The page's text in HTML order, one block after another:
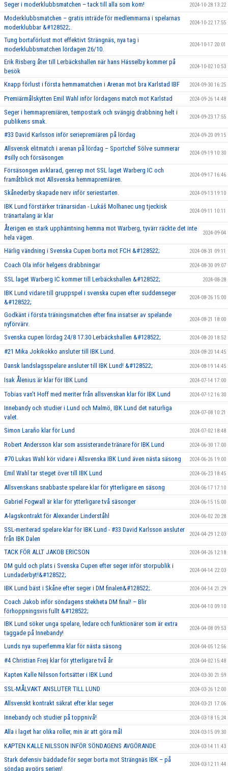
Seger i moderklubbsmatchen – tack till alla som kom! 2024-10-28 13:22
Moderklubbsmatchen – gratis inträde för medlemmarna i spelarnas
moderklubbar &#128522;.
2024-10-22 17:55
Tung bortaförlust mot effektivt Strängnäs, nya tag i
moderklubbsmatchen lördagen 26/10.
2024-10-17 20:01
Erik Risberg åter till Lerbäckshallen när hans Hässelby kommer på
besök
2024-10-02 10:53
Knapp förlust i första hemmamatchen i Arenan mot bra Karlstad IBF 2024-09-30 16:25
Premiärmålskytten Emil Wahl inför lördagens match mot Karlstad 2024-09-26 14:48
Seger i hemmapremiären, tempostark och svängig drabbning helt i
publikens smak.
2024-09-23 17:55
#33 David Karlsson inför seriepremiären på lördag 2024-09-20 09:15
Allsvensk elitmatch i arenan på lördag – Sportchef Sölve summerar
#silly och försäsongen
2024-09-19 10:30
Försäsongen avklarad, genrep mot SSL laget Warberg IC och
framåtblick mot Allsvenska hemmapremiären.
2024-09-17 16:46
Skånederby skapade nerv inför seriestarten. 2024-09-13 19:10
IBK Lund förstärker tränarsidan - Lukáš Molhanec ung tjeckisk
tränartalang är klar
2024-09-11 10:11
Återigen en stark upphämtning hemma mot Warberg, tyvärr räckte det inte
hela vägen.
2024-09-04
Härlig vändning i Svenska Cupen borta mot FCH &#128522; 2024-08-31 09:11
Coach Ola inför helgens drabbningar 2024-08-30 09:07
SSL laget Warberg IC kommer till Lerbäckshallen &#128522; 2024-08-28
IBK Lund vidare till gruppspel i svenska cupen efter suddenseger
&#128522;
2024-08-26 15:00
Godkänt i första träningsmatchen efter fina insatser av spelande
nyförvärv.
2024-08-21 18:00
Svenska cupen lördag 24/8 17.30 Lerbäckshallen &#128522; 2024-08-20 18:52
#21 Mika Jokikokko ansluter till IBK Lund. 2024-08-20 14:45
Dansk landslagsspelare ansluter till IBK Lund! &#128522; 2024-08-19 14:45
Isak Ålenius är klar för IBK Lund 2024-07-14 17:00
Tobias van’t Hoff med meriter från allsvenskan klar för IBK Lund 2024-07-12 16:30
Innebandy och studier i Lund och Malmö, IBK Lund det naturliga
valet.
2024-07-08 10:21
Simon Laraño klar för Lund 2024-07-02 18:48
Robert Andersson klar som assisterande tränare för IBK Lund 2024-06-30 17:00
#70 Lukas Wahl kör vidare i Allsvenska IBK Lund även nästa säsong 2024-06-26 19:00
Emil Wahl tar steget över till IBK Lund 2024-06-23 18:45
Allsvenskans snabbaste spelare klar för ytterligare en säsong 2024-06-17 17:10
Gabriel Fogwall är klar för ytterligare två säsonger 2024-06-15 15:00
A-lagskontrakt för Alexander Linderståhl 2024-06-02 20:28
SSL-meriterad spelare klar för IBK Lund - #33 David Karlsson ansluter
från IBK Dalen
2024-04-29 12:03
TACK FÖR ALLT JAKOB ERICSON 2024-04-26 12:18
DM guld och plats i Svenska Cupen efter seger inför storpublik i
Lundaderbyt!&#128522;
2024-04-14 22:03
IBK Lund bäst i Skåne efter seger i DM finalen&#128522;. 2024-04-14 21:29
Coach Jakob inför söndagens stekheta DM final! – Blir
förhoppningsvis fullt &#128522;
2024-04-10 09:10
IBK Lund söker unga spelare, ledare och funktionärer som är extra
taggade på Innebandy!
2024-04-08 09:53
Lunds nya superfemma klar för nästa säsong 2024-04-05 12:56
#4 Christian Freij klar för ytterligare två år 2024-04-02 15:48
Kapten Kalle Nilsson fortsätter i IBK Lund 2024-03-30 21:59
SSL-MÅLVAKT ANSLUTER TILL LUND 2024-03-26 12:00
Allsvenskt kontrakt säkrat efter klar seger 2024-03-21 17:06
Innebandy och studier på toppnivå! 2024-03-18 15:24
Alla i laget har olika roller, min är att göra mål 2024-03-15 09:30
KAPTEN KALLE NILSSON INFÖR SÖNDAGENS AVGÖRANDE 2024-03-14 11:43
Stark defensiv bäddade för seger borta mot Strängnäs IBK – på
söndag avgörs serien!
2024-03-12 11:44